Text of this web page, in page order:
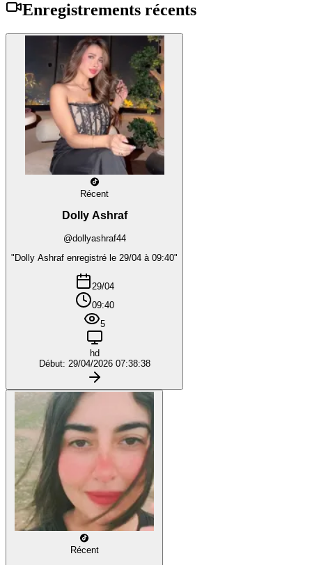
Enregistrements récents
Récent
Dolly Ashraf
@dollyashraf44
"Dolly Ashraf enregistré le 29/04 à 09:40"
29/04
09:40
5
hd
Début: 29/04/2026 07:38:38
Récent